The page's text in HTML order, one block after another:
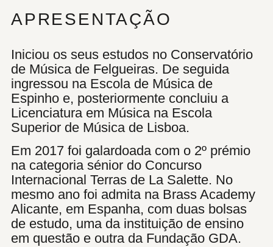
APRESENTAÇÃO
Iniciou os seus estudos no Conservatório
de Música de Felgueiras. De seguida
ingressou na Escola de Música de
Espinho e, posteriormente concluiu a
Licenciatura em Música na Escola
Superior de Música de Lisboa.
Em 2017 foi galardoada com o 2º prémio
na categoria sénior do Concurso
Internacional Terras de La Salette. No
mesmo ano foi admita na Brass Academy
Alicante, em Espanha, com duas bolsas
de estudo, uma da instituição de ensino
em questão e outra da Fundação GDA.